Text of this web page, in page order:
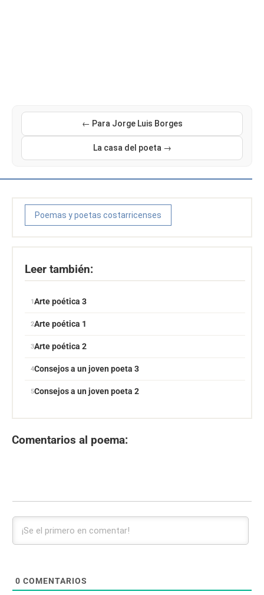
← Para Jorge Luis Borges
La casa del poeta →
Poemas y poetas costarricenses
Leer también:
Arte poética 3
Arte poética 1
Arte poética 2
Consejos a un joven poeta 3
Consejos a un joven poeta 2
Comentarios al poema:
0 COMENTARIOS